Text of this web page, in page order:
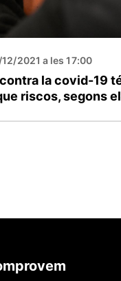
2021 a les 17:00
la covid-19
riscos, segons